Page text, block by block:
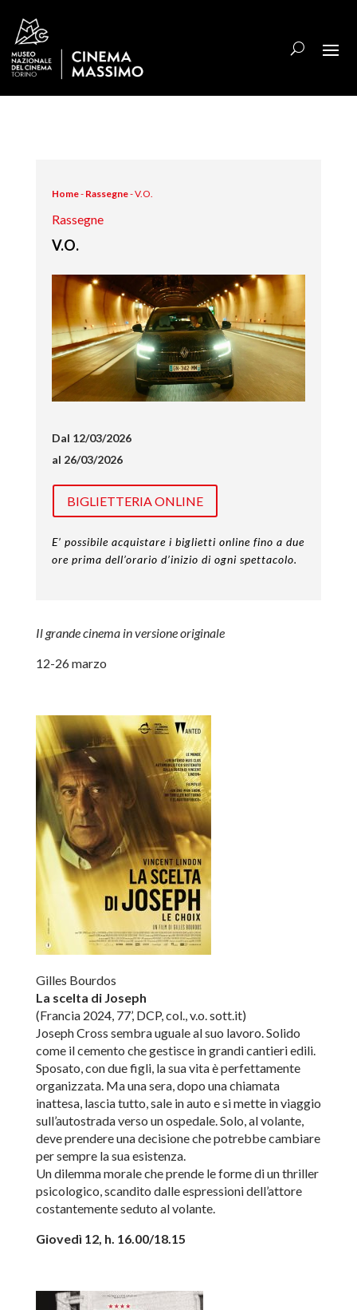
Home- Rassegne-V.O.
Rassegne
V.O.
Dal 12/03/2026
al 26/03/2026
BIGLIETTERIA ONLINE
E’ possibile acquistare i biglietti online fino a due
ore prima dell’orario d’inizio di ogni spettacolo.
Il grande cinema in versione originale
12-26 marzo
Gilles Bourdos
La scelta di Joseph
(Francia 2024, 77’, DCP, col., v.o. sott.it)
Joseph Cross sembra uguale al suo lavoro. Solido
come il cemento che gestisce in grandi cantieri edili.
Sposato, con due figli, la sua vita è perfettamente
organizzata. Ma una sera, dopo una chiamata
inattesa, lascia tutto, sale in auto e si mette in viaggio
sull’autostrada verso un ospedale. Solo, al volante,
deve prendere una decisione che potrebbe cambiare
per sempre la sua esistenza.
Un dilemma morale che prende le forme di un thriller
psicologico, scandito dalle espressioni dell’attore
costantemente seduto al volante.
Giovedì 12, h. 16.00/18.15